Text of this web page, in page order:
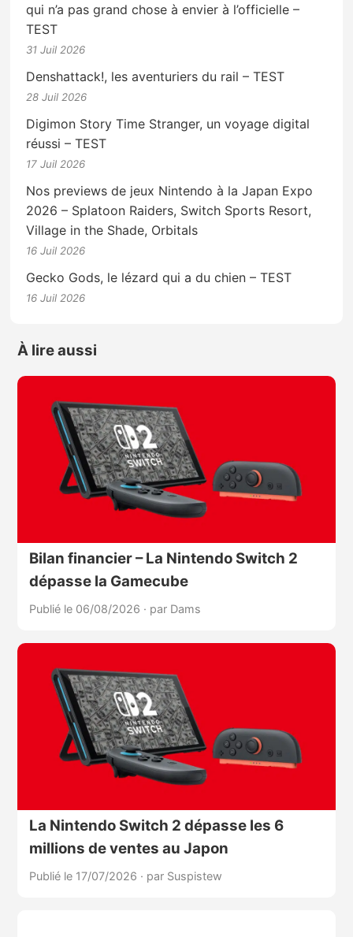
qui n’a pas grand chose à envier à l’officielle –
TEST
31 Juil 2026
Denshattack!, les aventuriers du rail – TEST
28 Juil 2026
Digimon Story Time Stranger, un voyage digital
réussi – TEST
17 Juil 2026
Nos previews de jeux Nintendo à la Japan Expo
2026 – Splatoon Raiders, Switch Sports Resort,
Village in the Shade, Orbitals
16 Juil 2026
Gecko Gods, le lézard qui a du chien – TEST
16 Juil 2026
À lire aussi
Bilan financier – La Nintendo Switch 2
dépasse la Gamecube
Publié le 06/08/2026 · par Dams
La Nintendo Switch 2 dépasse les 6
millions de ventes au Japon
Publié le 17/07/2026 · par Suspistew